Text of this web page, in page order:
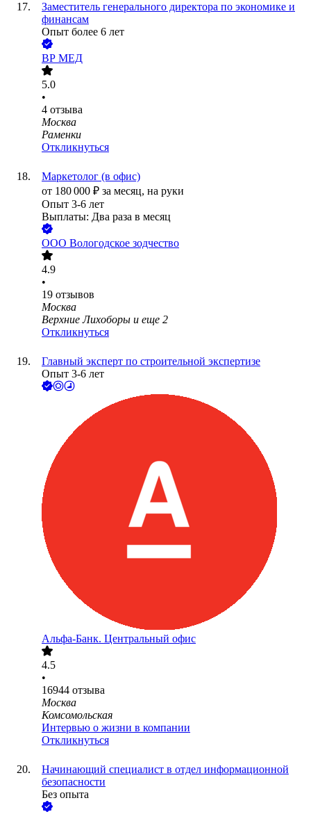
Заместитель генерального директора по экономике и
финансам
Опыт более 6 лет
ВР МЕД
5.0
•
4 отзыва
Москва
Раменки
Откликнуться
Маркетолог (в офис)
от 180 000 ₽ за месяц, на руки
Опыт 3-6 лет
Выплаты: Два раза в месяц
ООО Вологодское зодчество
4.9
•
19 отзывов
Москва
Верхние Лихоборы и еще 2
Откликнуться
Главный эксперт по строительной экспертизе
Опыт 3-6 лет
Альфа-Банк. Центральный офис
4.5
•
16944 отзыва
Москва
Комсомольская
Интервью о жизни в компании
Откликнуться
Начинающий специалист в отдел информационной
безопасности
Без опыта